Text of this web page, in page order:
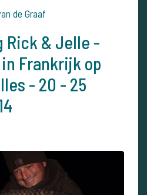
de Graaf
Rick & Jelle -
Frankrijk op
- 20 - 25